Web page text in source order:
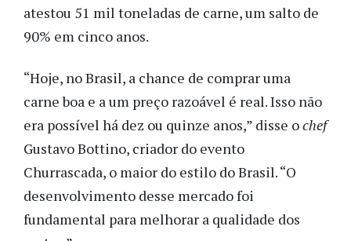
atestou 51 mil toneladas de carne, um salto de
90% em cinco anos.
“Hoje, no Brasil, a chance de comprar uma
carne boa e a um preço razoável é real. Isso não
era possível há dez ou quinze anos,” disse ochef
Gustavo Bottino, criador do evento
Churrascada, o maior do estilo do Brasil. “O
desenvolvimento desse mercado foi
fundamental para melhorar a qualidade dos